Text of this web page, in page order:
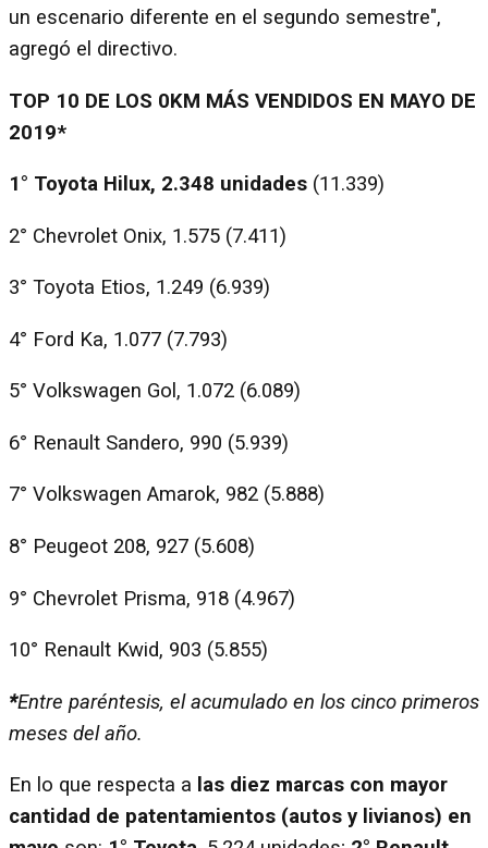
un escenario diferente en el segundo semestre",
agregó el directivo.
TOP 10 DE LOS 0KM MÁS VENDIDOS EN MAYO DE
2019*
1° Toyota Hilux, 2.348 unidades (11.339)
2° Chevrolet Onix, 1.575 (7.411)
3° Toyota Etios, 1.249 (6.939)
4° Ford Ka, 1.077 (7.793)
5° Volkswagen Gol, 1.072 (6.089)
6° Renault Sandero, 990 (5.939)
7° Volkswagen Amarok, 982 (5.888)
8° Peugeot 208, 927 (5.608)
9° Chevrolet Prisma, 918 (4.967)
10° Renault Kwid, 903 (5.855)
*Entre paréntesis, el acumulado en los cinco primeros
meses del año.
En lo que respecta a las diez marcas con mayor
cantidad de patentamientos (autos y livianos) en